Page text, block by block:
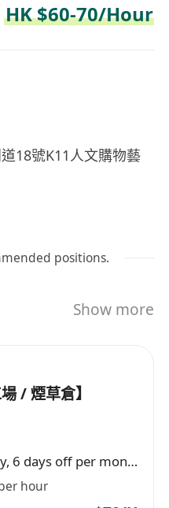
HK $60-70/Hour
18號K11人文購物藝
無誤
及其他櫃檯行政事
店程序，執行基本盤
positions.
Show more
/ 煙草倉】
More than 8 hours/day, 6 days off per month
hour